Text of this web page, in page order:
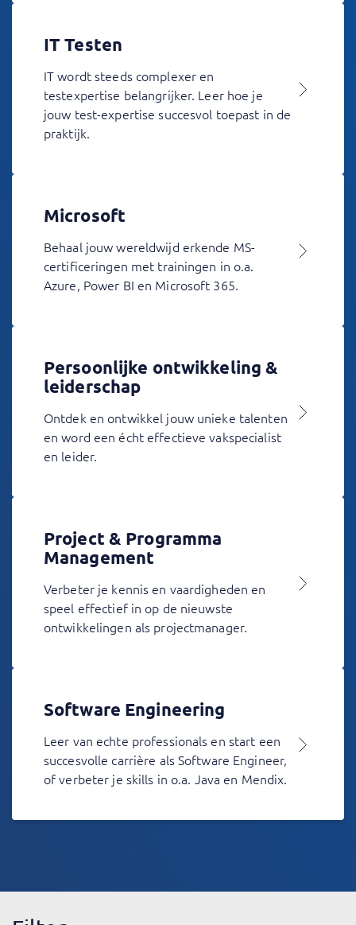
IT Testen
IT wordt steeds complexer en
testexpertise belangrijker. Leer hoe je
jouw test-expertise succesvol toepast in de
praktijk.
Microsoft
Behaal jouw wereldwijd erkende MS-
certificeringen met trainingen in o.a.
Azure, Power BI en Microsoft 365.
Persoonlijke ontwikkeling &
leiderschap
Ontdek en ontwikkel jouw unieke talenten
en word een écht effectieve vakspecialist
en leider.
Project & Programma
Management
Verbeter je kennis en vaardigheden en
speel effectief in op de nieuwste
ontwikkelingen als projectmanager.
Software Engineering
Leer van echte professionals en start een
succesvolle carrière als Software Engineer,
of verbeter je skills in o.a. Java en Mendix.